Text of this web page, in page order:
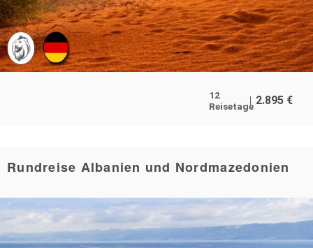
12
Reisetage 2.895 €
Rundreise Albanien und Nordmazedonien